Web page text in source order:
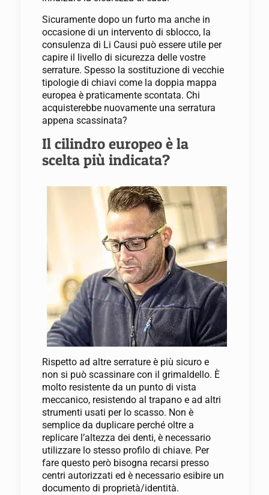
Sicuramente dopo un furto ma anche in
occasione di un intervento di sblocco, la
consulenza di Li Causi può essere utile per
capire il livello di sicurezza delle vostre
serrature. Spesso la sostituzione di vecchie
tipologie di chiavi come la doppia mappa
europea è praticamente scontata. Chi
acquisterebbe nuovamente una serratura
appena scassinata?
Il cilindro europeo è la
scelta più indicata?
Rispetto ad altre serrature è più sicuro e
non si può scassinare con il grimaldello. È
molto resistente da un punto di vista
meccanico, resistendo al trapano e ad altri
strumenti usati per lo scasso. Non è
semplice da duplicare perché oltre a
replicare l’altezza dei denti, è necessario
utilizzare lo stesso profilo di chiave. Per
fare questo però bisogna recarsi presso
centri autorizzati ed è necessario esibire un
documento di proprietà/identità.